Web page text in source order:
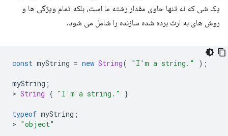
یک شی که نه تنها حاوی مقدار رشته ما است، بلکه تمام ویژگی ها و
روش های به ارث برده شده سازنده را شامل می شود.
const myString = new String( "I'm a string." );
myString ;
> String { "I'm a string." }
typeof myString ;
> "object"